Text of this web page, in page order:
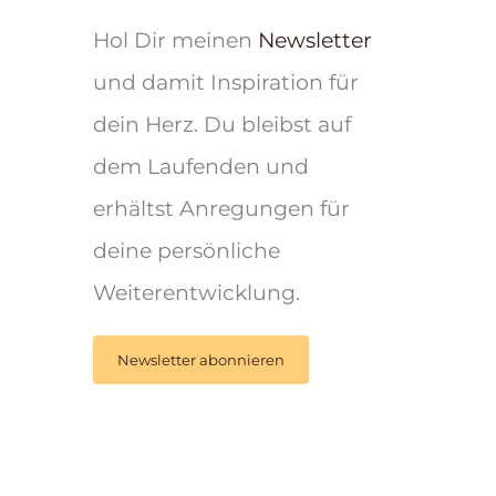
Hol Dir meinen Newsletter
und damit Inspiration für
dein Herz. Du bleibst auf
dem Laufenden und
erhältst Anregungen für
deine persönliche
Weiterentwicklung.
Newsletter abonnieren